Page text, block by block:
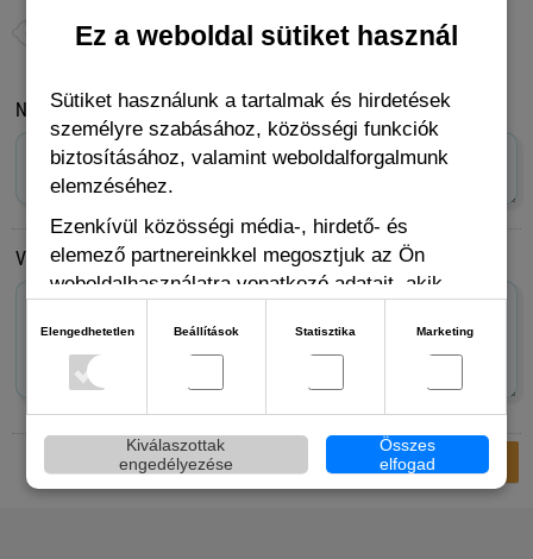
Ez a weboldal sütiket használ
Sütiket használunk a tartalmak és hirdetések
személyre szabásához, közösségi funkciók
biztosításához, valamint weboldalforgalmunk
elemzéséhez.
Ezenkívül közösségi média-, hirdető- és
elemező partnereinkkel megosztjuk az Ön
weboldalhasználatra vonatkozó adatait, akik
amelyeket Ön adott meg számukra vagy az Ön
által használt más szolgáltatásokból gyűjtöttek.
Elengedhetetlen Beállítások Statisztika Marketing
Kiválaszottak
engedélyezése
Összes
elfogad
Név*
Vélemény